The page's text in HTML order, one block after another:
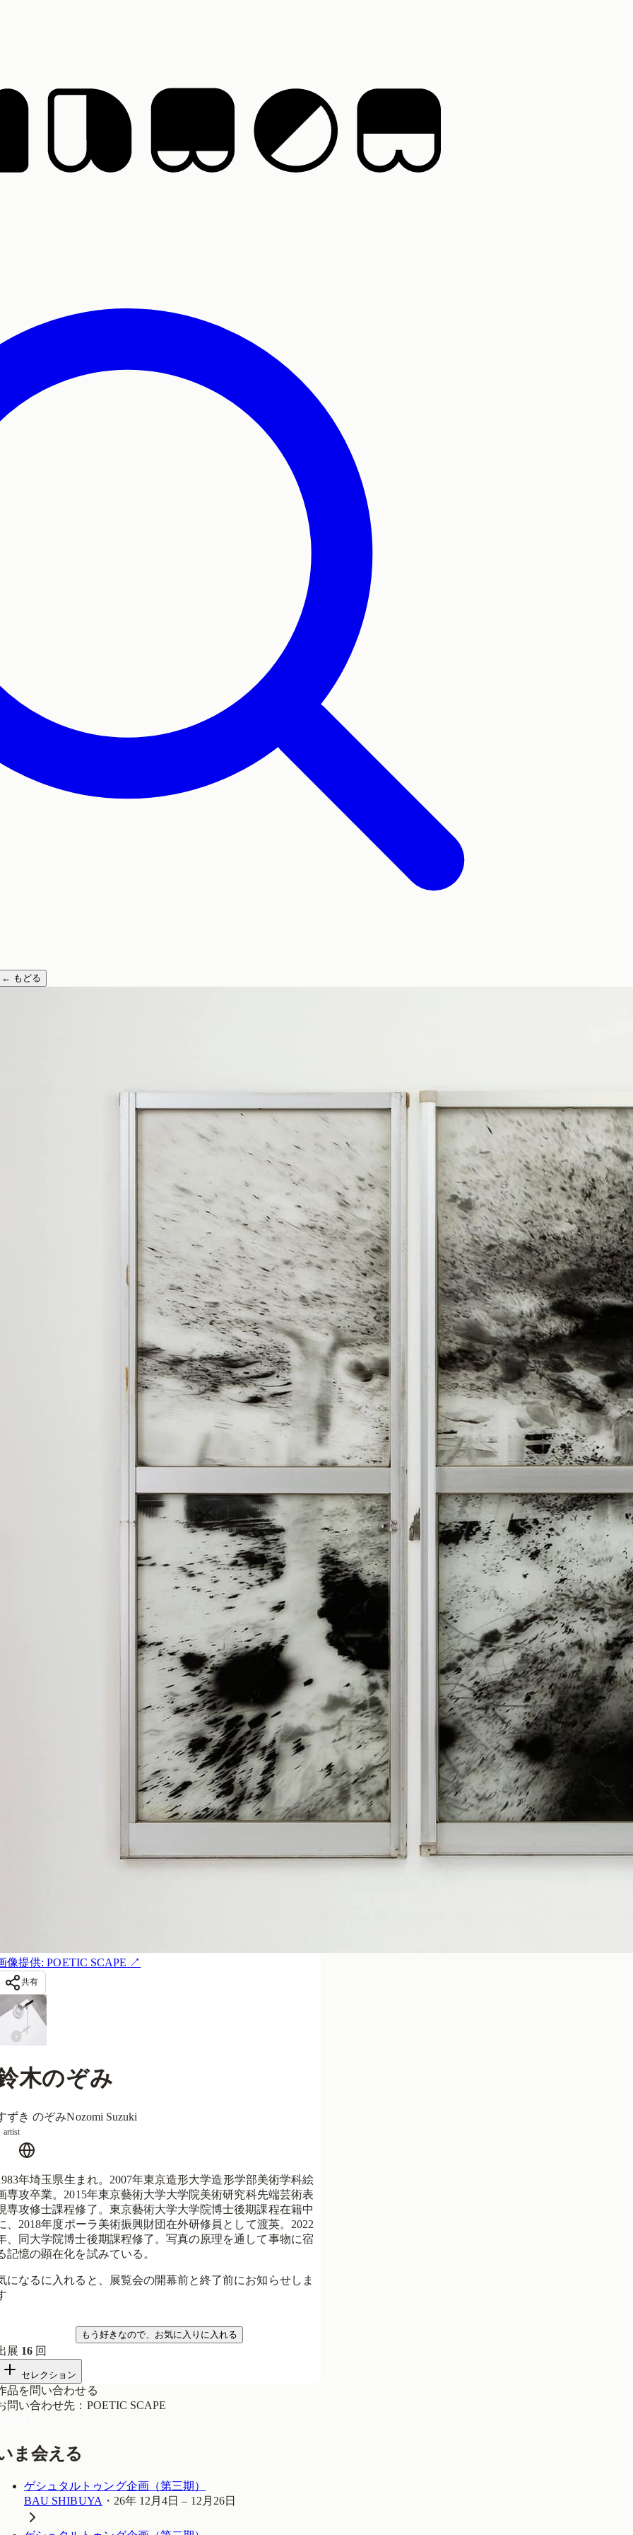
← もどる
像提供: POETIC SCAPE ↗
共有
木のぞみ
ずき のぞみNozomi Suzuki
artist
年埼玉県生まれ。2007年東京造形大学造形学部美術学科絵
専攻卒業。2015年東京藝術大学大学院美術研究科先端芸術表
専攻修士課程修了。東京藝術大学大学院博士後期課程在籍中
、2018年度ポーラ美術振興財団在外研修員として渡英。2022
、同大学院博士後期課程修了。写真の原理を通して事物に宿
記憶の顕在化を試みている。
になるに入れると、展覧会の開幕前と終了前にお知らせしま
もう好きなので、お気に入りに入れる
展 16 回
セレクション
品を問い合わせる
問い合わせ先 ： POETIC SCAPE
ま会える
ゲシュタルトゥング企画（第三期）
BAU SHIBUYA ・ 26年 12月4日 – 12月26日